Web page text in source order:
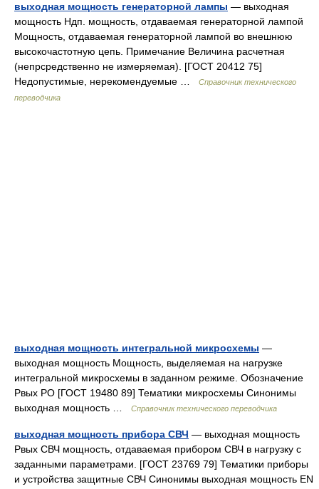
выходная мощность генераторной лампы — выходная
мощность Ндп. мощность, отдаваемая генераторной лампой
Мощность, отдаваемая генераторной лампой во внешнюю
высокочастотную цепь. Примечание Величина расчетная
(непрсредственно не измеряемая). [ГОСТ 20412 75]
Недопустимые, нерекомендуемые …
Справочник технического
переводчика
выходная мощность интегральной микросхемы —
выходная мощность Мощность, выделяемая на нагрузке
интегральной микросхемы в заданном режиме. Обозначение
Pвых PO [ГОСТ 19480 89] Тематики микросхемы Синонимы
выходная мощность …
Справочник технического переводчика
выходная мощность прибора СВЧ — выходная мощность
Рвых СВЧ мощность, отдаваемая прибором СВЧ в нагрузку с
заданными параметрами. [ГОСТ 23769 79] Тематики приборы
и устройства защитные СВЧ Синонимы выходная мощность EN